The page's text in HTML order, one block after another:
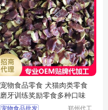
宠物食品零食 犬猫肉类零食
磨牙训练奖励零食多种口味
宠物食品批发
郑州代工